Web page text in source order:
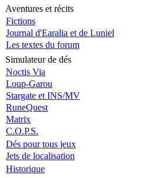
Aventures et récits
Fictions
Journal d'Earalia et de Luniel
Les textes du forum
Simulateur de dés
Noctis Via
Loup-Garou
Stargate et INS/MV
RuneQuest
Matrix
C.O.P.S.
Dés pour tous jeux
Jets de localisation
Historique